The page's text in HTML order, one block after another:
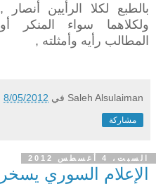
بالطبع لكلا الرأيين أنصار ,
ولكلاهما سواء المنكر أو
المطالب رأيه وأمثلته ,
Saleh Alsulaiman في 8/05/2012
مشاركة
السبت، 4 أغسطس 2012
الإعلام السوري